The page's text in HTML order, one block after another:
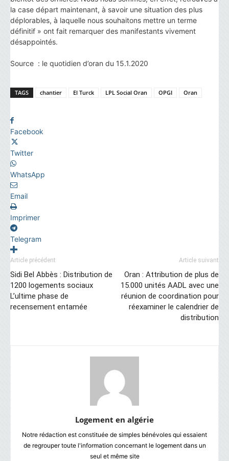
la case départ maintenant, à savoir une situation des plus
déplorables, à laquelle nous souhaitons mettre un terme
définitif » ont fait remarquer des manifestants vivement
désappointés.
Source : le quotidien d’oran du 15.1.2020
TAGS chantier El Turck LPL Social Oran OPGI Oran
Facebook
Twitter
WhatsApp
Email
Imprimer
Telegram
Article précédent
Sidi Bel Abbès : Distribution de
1200 logements sociaux
L’ultime phase de
recensement entamée
Article suivant
Oran : Attribution de plus de
15.000 unités AADL avec une
réunion de coordination pour
réexaminer le calendrier de
distribution
Logement en algérie
Notre rédaction est constituée de simples bénévoles qui essaient
de regrouper toute l'information concernant le logement dans un
seul et même site